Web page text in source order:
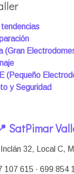
(Gran
(Pequeño
y Seguridad
SatPimar
32, Local C,
107 615 · 699 854